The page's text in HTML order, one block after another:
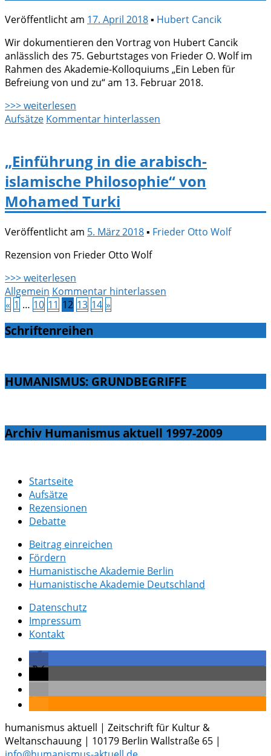
Veröffentlicht am 17. April 2018▪ Hubert Cancik
Wir dokumentieren den Vortrag von Hubert Cancik
anlässlich des 75. Geburtstages von Frieder O. Wolf im
Rahmen des Akademie-Kolloquiums „Ein Leben für
Befreiung von und zu“ am 13. Februar 2018.
>>> weiterlesen
Aufsätze Kommentar hinterlassen
„Einführung in die arabisch-
islamische Philosophie“ von
Mohamed Turki
Veröffentlicht am 5. März 2018▪ Frieder Otto Wolf
Rezension von Frieder Otto Wolf
>>> weiterlesen
Allgemein Kommentar hinterlassen
« 1 … 10 11 12 13 14 »
Schriftenreihen
HUMANISMUS: GRUNDBEGRIFFE
Archiv Humanismus aktuell 1997-2009
Startseite
Aufsätze
Rezensionen
Debatte
Beitrag einreichen
Fördern
Humanistische Akademie Berlin
Humanistische Akademie Deutschland
Datenschutz
Impressum
Kontakt
humanismus aktuell | Zeitschrift für Kultur &
Weltanschauung | 10179 Berlin Wallstraße 65 |